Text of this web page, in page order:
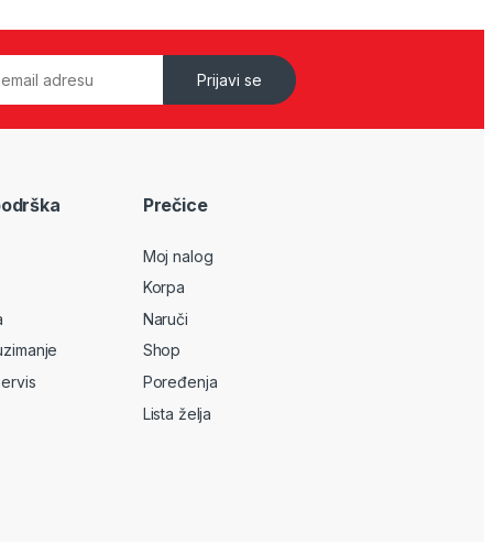
Prijavi se
Prečice
Moj nalog
Korpa
Naruči
Shop
Poređenja
Lista želja